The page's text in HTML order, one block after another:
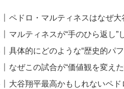
ペドロ・マルティネスはなぜ大
マルティネスが“手のひら返し”
具体的にどのような“歴史的パ
なぜこの試合が“価値観を変え
大谷翔平最高かもしれないペ